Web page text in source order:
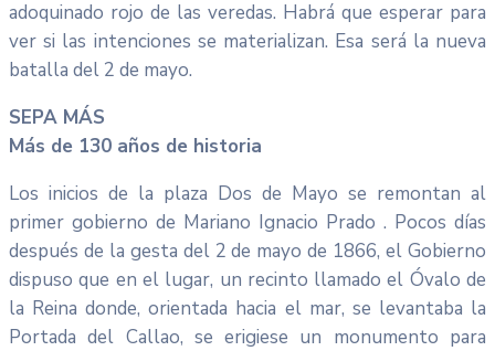
adoquinado rojo de las veredas. Habrá que esperar para
ver si las intenciones se materializan. Esa será la nueva
batalla del 2 de mayo.
SEPA MÁS
Más de 130 años de historia
Los inicios de la plaza Dos de Mayo se remontan al
primer gobierno de Mariano Ignacio Prado . Pocos días
después de la gesta del 2 de mayo de 1866, el Gobierno
dispuso que en el lugar, un recinto llamado el Óvalo de
la Reina donde, orientada hacia el mar, se levantaba la
Portada del Callao, se erigiese un monumento para